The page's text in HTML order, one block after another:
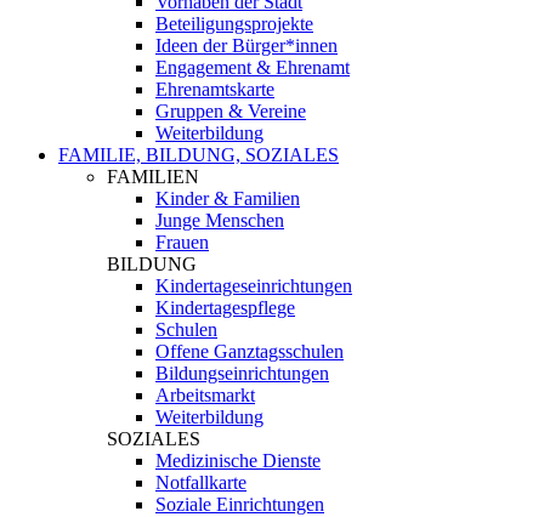
Beteiligungsprojekte
Ideen der Bürger*innen
Engagement & Ehrenamt
Ehrenamtskarte
Gruppen & Vereine
Weiterbildung
FAMILIE, BILDUNG, SOZIALES
FAMILIEN
Kinder & Familien
Junge Menschen
Frauen
BILDUNG
Kindertageseinrichtungen
Kindertagespflege
Schulen
Offene Ganztagsschulen
Bildungseinrichtungen
Arbeitsmarkt
Weiterbildung
SOZIALES
Medizinische Dienste
Notfallkarte
Soziale Einrichtungen